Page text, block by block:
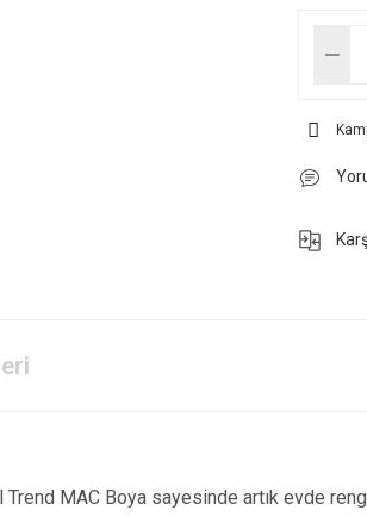
MAC Boya sayesinde artık evde